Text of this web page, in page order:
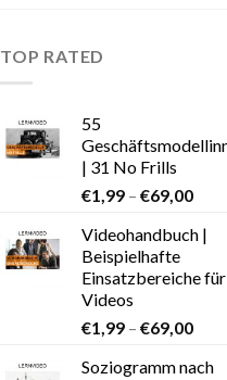
TOP RATED
55
| 31 No Frills
€1,99 – €69,00
Videohandbuch |
Beispielhafte
Einsatzbereiche für
Videos
€1,99 – €69,00
Soziogramm nach